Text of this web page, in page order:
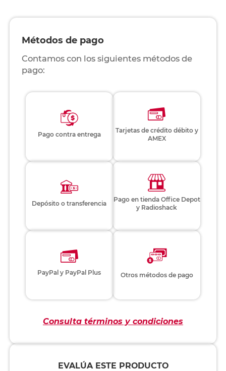
Métodos de pago
Contamos con los siguientes métodos de
pago:
Pago contra entrega
Tarjetas de crédito débito y
AMEX
Depósito o transferencia
Pago en tienda Office Depot
y Radioshack
PayPal y PayPal Plus Otros métodos de pago
Consulta términos y condiciones
EVALÚA ESTE PRODUCTO